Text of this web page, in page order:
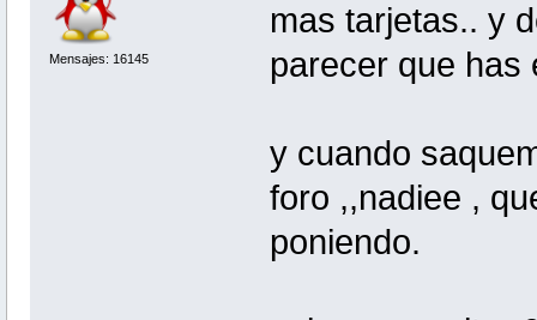
Mensajes: 16145
mas tarjetas.. y
parecer que
y cuando
foro ,,nadiee ,
poniendo.